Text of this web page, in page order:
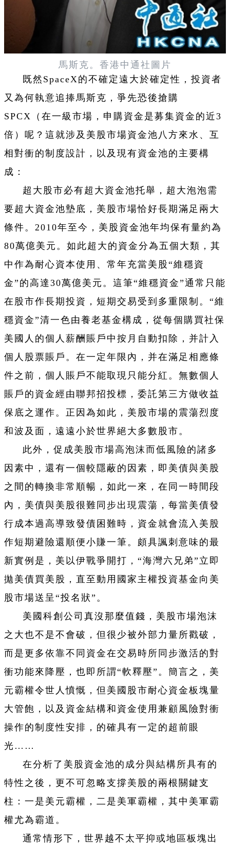
馬斯克。香港中通社圖片
既然SpaceX的不確定遠大於確定性，投資者
又為何執意追捧馬斯克，爭先恐後搶購
SPCX（在一級市場，申購資金是募集資金的近3
倍）呢？這就涉及美股市場資金池八方來水、互
相對衝的制度設計，以及現有資金池的主要構
成：
超大股市必有超大資金池托舉，超大泡泡需
要超大資金池墊底，美股市場恰好長期滿足兩大
條件。2010年至今，美股資金池年均保有量約為
80萬億美元。如此超大的資金分為五個大類，其
中作為耐心資本使用、常年充當美股“維穩資
金”的高達30萬億美元。這筆“維穩資金”通常只能
在股市作長期投資，短期交易受到多重限制。“維
穩資金”清一色由養老基金構成，從每個購買社保
美國人的個人薪酬賬戶中按月自動扣除，并計入
個人股票賬戶。在一定年限內，并在滿足相應條
件之前，個人賬戶不能取現只能分紅。無數個人
賬戶的資金經由聯邦招投標，委託第三方做收益
保底之運作。正因為如此，美股市場的震蕩烈度
和波及面，遠遠小於世界絕大多數股市。
此外，促成美股市場高泡沫而低風險的諸多
因素中，還有一個較隱蔽的因素，即美債與美股
之間的轉換非常順暢，如此一來，在同一時間段
內，美債與美股很難同步出現震蕩，每當美債發
行成本過高導致發債困難時，資金就會流入美股
作短期避險還順便小賺一筆。頗具諷刺意味的最
新實例是，美以伊戰爭開打，“海灣六兄弟”立即
拋美債買美股，直至動用國家主權投資基金向美
股市場送呈“投名狀”。
美國科創公司真沒那麼值錢，美股市場泡沫
之大也不是不會破，但很少被外部力量所戳破，
而是更多依靠不同資金在交易時所同步激活的對
衝功能來降壓，也即所謂“軟釋壓”。簡言之，美
元霸權令世人憤慨，但美國股市耐心資金板塊量
大管飽，以及資金結構和資金使用兼顧風險對衝
操作的制度性安排，的確具有一定的超前眼
光……
在分析了美股資金池的成分與結構所具有的
特性之後，更不可忽略支撐美股的兩根關鍵支
柱：一是美元霸權，二是美軍霸權，其中美軍霸
權尤為霸道。
通常情形下，世界越不太平抑或地區板塊出